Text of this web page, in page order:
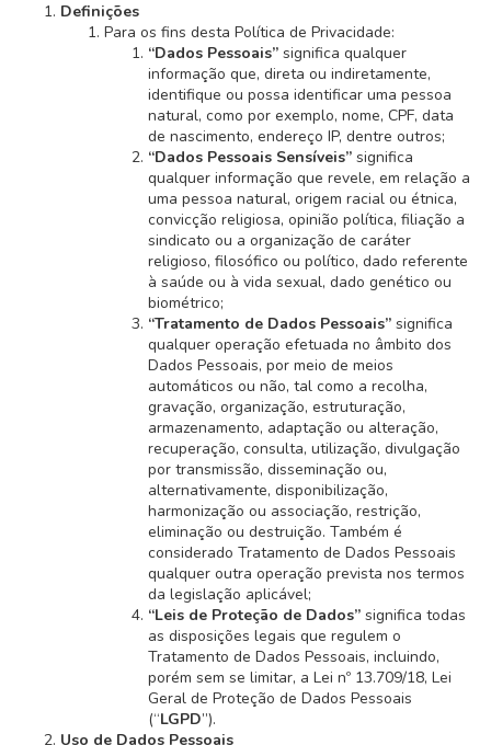
Definições
Para os fins desta Política de Privacidade:
“Dados Pessoais” significa qualquer
informação que, direta ou indiretamente,
identifique ou possa identificar uma pessoa
natural, como por exemplo, nome, CPF, data
de nascimento, endereço IP, dentre outros;
“Dados Pessoais Sensíveis” significa
qualquer informação que revele, em relação a
uma pessoa natural, origem racial ou étnica,
convicção religiosa, opinião política, filiação a
sindicato ou a organização de caráter
religioso, filosófico ou político, dado referente
à saúde ou à vida sexual, dado genético ou
biométrico;
“Tratamento de Dados Pessoais” significa
qualquer operação efetuada no âmbito dos
Dados Pessoais, por meio de meios
automáticos ou não, tal como a recolha,
gravação, organização, estruturação,
armazenamento, adaptação ou alteração,
recuperação, consulta, utilização, divulgação
por transmissão, disseminação ou,
alternativamente, disponibilização,
harmonização ou associação, restrição,
eliminação ou destruição. Também é
considerado Tratamento de Dados Pessoais
qualquer outra operação prevista nos termos
da legislação aplicável;
“Leis de Proteção de Dados” significa todas
as disposições legais que regulem o
Tratamento de Dados Pessoais, incluindo,
porém sem se limitar, a Lei nº 13.709/18, Lei
Geral de Proteção de Dados Pessoais
(“LGPD”).
Uso de Dados Pessoais